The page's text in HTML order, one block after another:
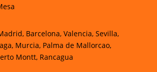
Barcelona, Valencia, Sevilla,
Murcia, Palma de Mallorcao,
Montt, Rancagua